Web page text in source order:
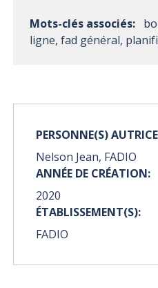
Mots-clés associés:
ligne, fad général,
PERSONNE(S)
Nelson Jean, FADIO
ANNÉE DE CRÉATION:
2020
ÉTABLISSEMENT(S):
FADIO